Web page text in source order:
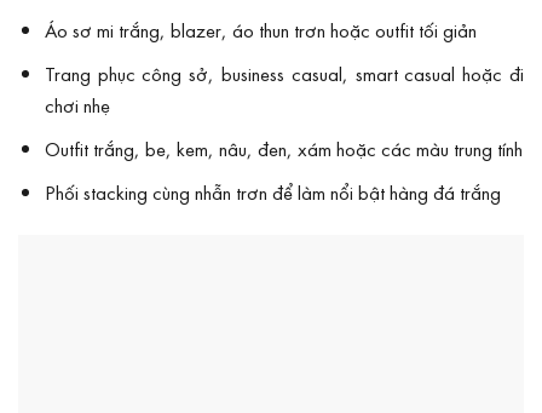
Áo sơ mi trắng, blazer, áo thun trơn hoặc outfit tối giản
Trang phục công sở, business casual, smart casual hoặc đi
chơi nhẹ
Outfit trắng, be, kem, nâu, đen, xám hoặc các màu trung tính
Phối stacking cùng nhẫn trơn để làm nổi bật hàng đá trắng